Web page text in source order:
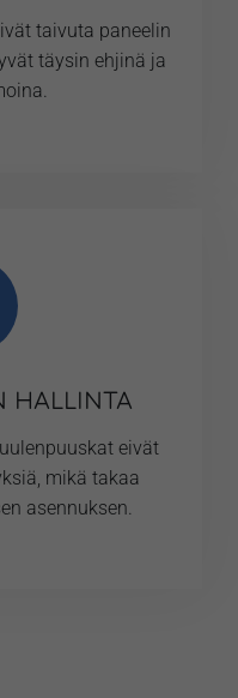
taivuta paneelin
täysin ehjinä ja
HALLINTA
eivät
mikä takaa
asennuksen.